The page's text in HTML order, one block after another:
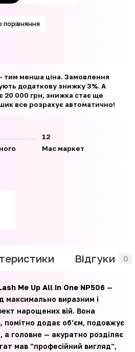
порівняння
тим менша ціна. Замовлення
додаткову знижку 3%. А
20 000 грн, знижка стає ще
все розрахує автоматично!
12
Мас маркет
Відгуки 0
Me Up All In One NP506 —
максимально виразним і
нарощених вій. Вона
помітно додає об'єм, подовжує
а головне — акуратно розділяє
мав "професійний вигляд",